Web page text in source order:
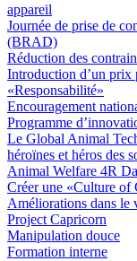
appareil
Journée de prise de
(BRAD)
Réduction des
Introduction d’un prix
«Responsabilité»
Encouragement
Programme
Le Global Animal
héroïnes et héros des
Animal Welfare 4R
Créer une «Culture of
Améliorations dans le
Project Capricorn
Manipulation douce
Formation interne